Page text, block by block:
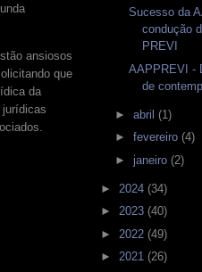
ansiosos
que
da
Sucesso da
condução
PREVI
AAPPREVI -
de
► abril (1)
► fevereiro (4)
► janeiro (2)
► 2024 (34)
► 2023 (40)
► 2022 (49)
► 2021 (26)